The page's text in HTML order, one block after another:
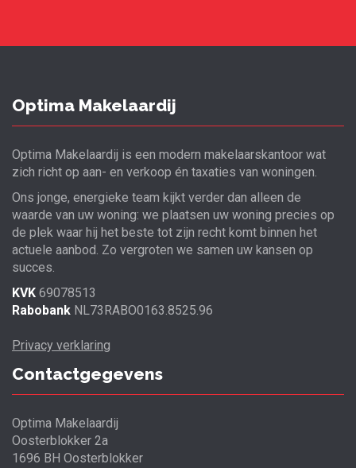
Optima Makelaardij
Optima Makelaardij is een modern makelaarskantoor wat
zich richt op aan- en verkoop én taxaties van woningen.
Ons jonge, energieke team kijkt verder dan alleen de
waarde van uw woning: we plaatsen uw woning precies op
de plek waar hij het beste tot zijn recht komt binnen het
actuele aanbod. Zo vergroten we samen uw kansen op
succes.
KVK 69078513
Rabobank NL73RABO0163.8525.96
Privacy verklaring
Contactgegevens
Optima Makelaardij
Oosterblokker 2a
1696 BH Oosterblokker